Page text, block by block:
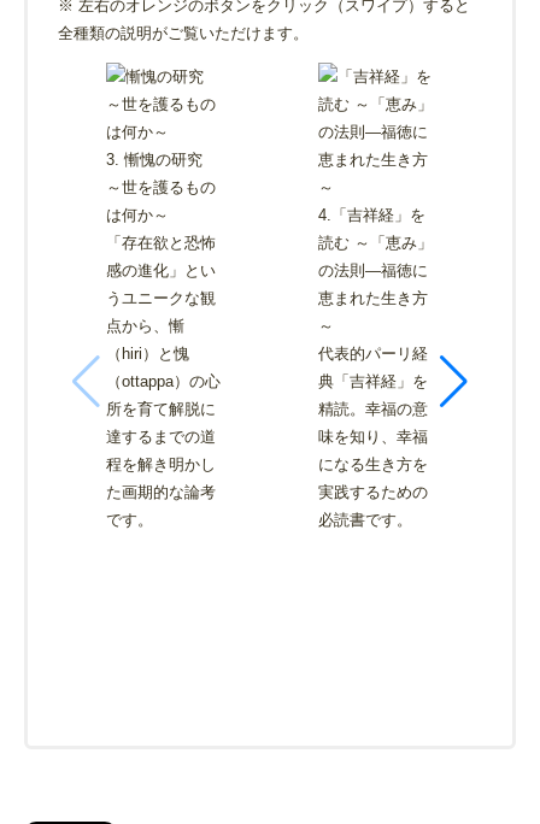
※ 左右のオレンジのボタンをクリック（スワイプ）すると
全種類の説明がご覧いただけます。
3. 慚愧の研究
～世を護るもの
は何か～
「存在欲と恐怖
感の進化」とい
うユニークな観
点から、慚
（hiri）と愧
（ottappa）の心
所を育て解脱に
達するまでの道
程を解き明かし
た画期的な論考
です。
4.「吉祥経」を
読む ～「恵み」
の法則―福徳に
恵まれた生き方
～
代表的パーリ経
典「吉祥経」を
精読。幸福の意
味を知り、幸福
になる生き方を
実践するための
必読書です。